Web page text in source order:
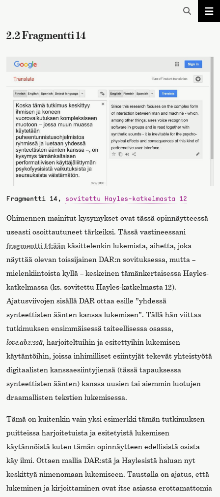
2.2 Fragmentti 14
Fragmentti 14, sovitettu Hayles-katkelmasta 12
Ohimennen mainitut kysymykset ovat tässä opinnäytteessä
useasti osoittautuneet tärkeiksi. Tässä vastineessani
fragmentti 14:ään käsittelenkin lukemista, aihetta, joka
näyttää olevan toissijainen DAR:n sovituksessa, mutta –
mielenkiintoista kyllä – keskeinen tämänkertaisessa Hayles-
katkelmassa (ks. sovitettu Hayles-katkelmasta 12).
Ajatusviivojen sisällä DAR ottaa esille ”yhdessä
synteettisten äänten kanssa lukemisen”. Tällä hän viittaa
tutkimuksen ensimmäisessä taiteellisessa osassa,
love.abz:ssä, harjoiteltuihin ja esitettyihin lukemisen
käytäntöihin, joissa inhimilliset esiintyjät tekevät yhteistyötä
digitaalisten kanssaesiintyjiensä (tässä tapauksessa
synteettisten äänten) kanssa uusien tai aiemmin luotujen
draamallisten tekstien lukemisessa.
Tämä on kuitenkin vain yksi esimerkki tämän tutkimuksen
puitteissa harjoitetuista ja esitetyistä lukemisen
käytännöistä kuten tämän opinnäytteen edellisistä osista
käy ilmi. Ottaen mallia DAR:stä ja Haylesistä haluan nyt
keskittyä nimenomaan lukemiseen. Taustalla on ajatus, että
lukeminen ja kirjoittaminen ovat itse asiassa erottamattomia